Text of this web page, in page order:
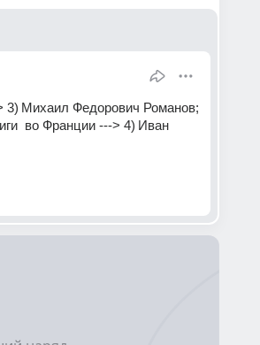
3) Михаил Федорович Романов;
во Франции ---> 4) Иван